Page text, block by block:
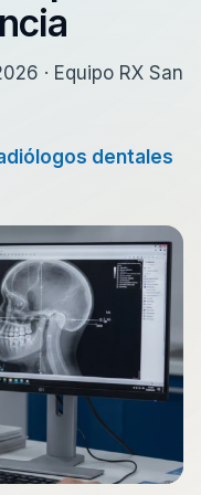
· Equipo RX San
dentales